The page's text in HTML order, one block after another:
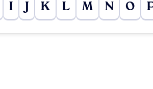
I J K L M N O